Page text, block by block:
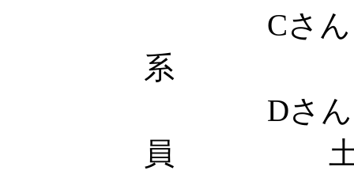
Cさん
系 土
Dさん
員 土